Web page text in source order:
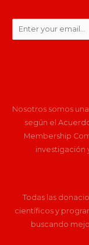
Nosotros somos
según el
Membership
investigación
Todas las
científicos y
buscando